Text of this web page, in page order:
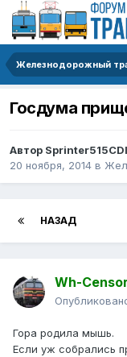
Железнодорожный
Госдума
Автор Sprinter515CDI
20 ноября, 2014 в
НАЗАД
Wh-Censor
Гора родила мышь.
Если уж собрались